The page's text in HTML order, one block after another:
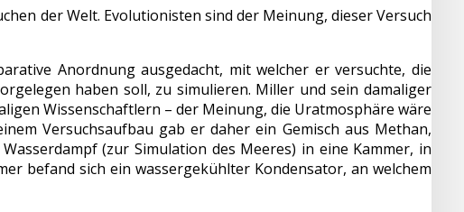
der Welt. Evolutionisten sind der Meinung, dieser Versuch
Anordnung ausgedacht, mit welcher er versuchte, die
haben soll, zu simulieren. Miller und sein damaliger
Wissenschaftlern – der Meinung, die Uratmosphäre wäre
Versuchsaufbau gab er daher ein Gemisch aus Methan,
(zur Simulation des Meeres) in eine Kammer, in
befand sich ein wassergekühlter Kondensator, an welchem